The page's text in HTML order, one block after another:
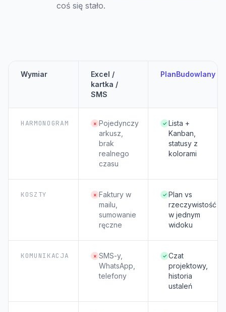
coś się stało.
Wymiar
Excel /
kartka /
SMS
PlanBudowlany
HARMONOGRAM × Pojedynczy
arkusz,
brak
realnego
czasu
✓ Lista +
Kanban,
statusy z
kolorami
KOSZTY × Faktury w
mailu,
sumowanie
ręczne
✓ Plan vs
rzeczywistość
w jednym
widoku
KOMUNIKACJA × SMS-y,
WhatsApp,
telefony
✓ Czat
projektowy,
historia
ustaleń